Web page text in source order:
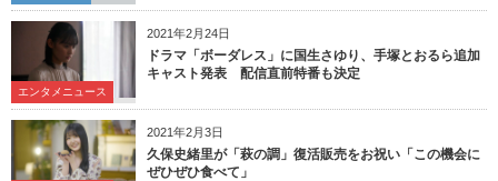
2021年2月24日
エンタメニュース
ドラマ「ボーダレス」に国生さゆり、手塚とおるら追加
キャスト発表 配信直前特番も決定
2021年2月3日
久保史緒里が「萩の調」復活販売をお祝い「この機会に
ぜひぜひ食べて」